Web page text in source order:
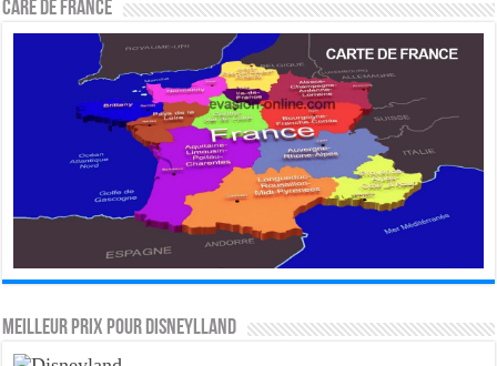
CARE DE FRANCE
MEILLEUR PRIX POUR DISNEYLLAND